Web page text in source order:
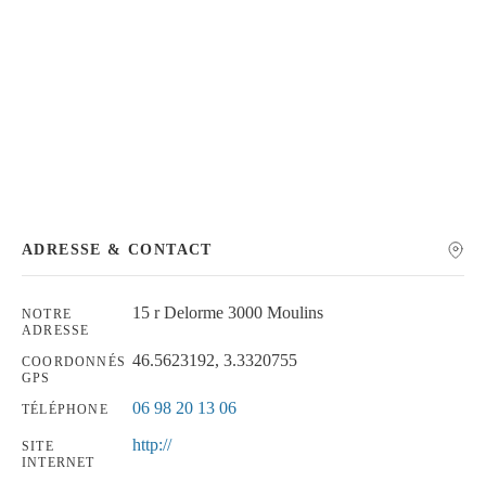
ADRESSE & CONTACT
NOTRE
ADRESSE
15 r Delorme 3000 Moulins
COORDONNÉS
GPS
46.5623192, 3.3320755
TÉLÉPHONE 06 98 20 13 06
SITE
INTERNET
http://